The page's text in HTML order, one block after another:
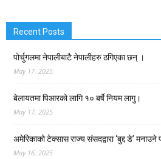
Recent Posts
पोर्चुगलमा नेपालीबाटै नेपालीहरु ठगिएका छन् ।
May 17, 2025
बेलायतमा पिआरको लागि १० बर्षे नियम लागु।
May 17, 2025
अमेरिकाको टेक्सास राज्य संसदद्वारा ‘बुद्द डे’ मनाउने
May 16, 2025